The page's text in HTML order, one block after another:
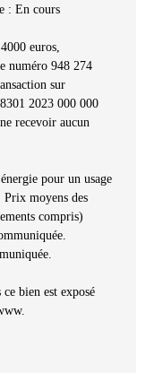
: En cours
euros,
numéro 948 274
sur
2023 000 000
recevoir aucun
pour un usage
moyens des
compris)
bien est exposé